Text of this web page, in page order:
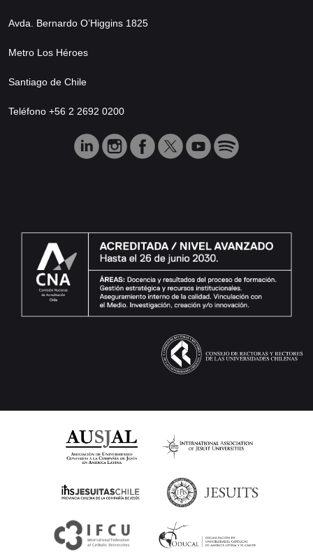
Avda. Bernardo O’Higgins 1825
Metro Los Héroes
Santiago de Chile
Teléfono +56 2 2692 0200